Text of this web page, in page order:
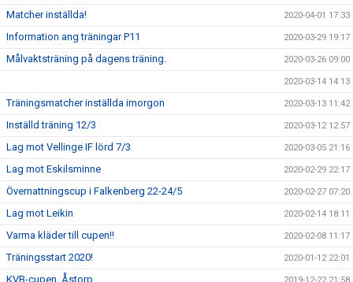
Matcher inställda! 2020-04-01 17:33
Information ang träningar P11 2020-03-29 19:17
Målvaktsträning på dagens träning. 2020-03-26 09:00
2020-03-14 14:13
Träningsmatcher inställda imorgon 2020-03-13 11:42
Inställd träning 12/3 2020-03-12 12:57
Lag mot Vellinge IF lörd 7/3 2020-03-05 21:16
Lag mot Eskilsminne 2020-02-29 22:17
Övernattningscup i Falkenberg 22-24/5 2020-02-27 07:20
Lag mot Leikin 2020-02-14 18:11
Varma kläder till cupen!! 2020-02-08 11:17
Träningsstart 2020! 2020-01-12 22:01
KVB-cupen, Åstorp 2019-12-22 21:58